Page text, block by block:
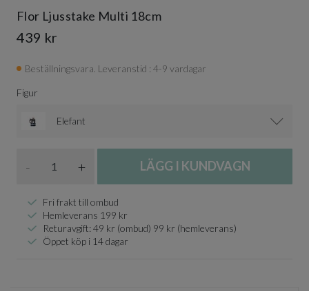
Flor Ljusstake Multi 18cm
439 kr
Beställningsvara. Leveranstid : 4-9 vardagar
Figur
Elefant
- + LÄGG I KUNDVAGN
Fri frakt till ombud
Hemleverans 199 kr
Returavgift: 49 kr (ombud) 99 kr (hemleverans)
Öppet köp i 14 dagar